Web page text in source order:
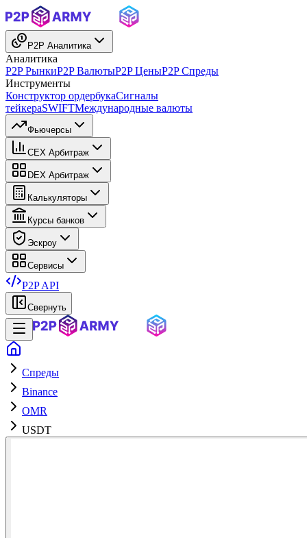
P2P Аналитика
Аналитика
P2P РынкиP2P ВалютыP2P ЦеныP2P Спреды
Инструменты
Конструктор ордербукаСигналы
тейкераSWIFTМеждународные валюты
Фьючерсы
CEX Арбитраж
DEX Арбитраж
Калькуляторы
Курсы банков
Эскроу
Сервисы
P2P API
Свернуть
Спреды
Binance
OMR
USDT